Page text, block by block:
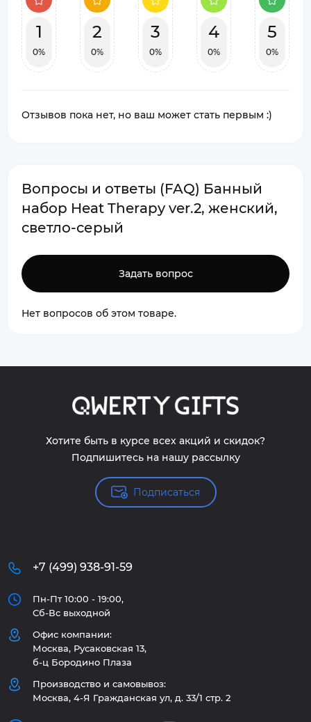
1
0%
2
0%
3
0%
4
0%
5
0%
Отзывов пока нет, но ваш может стать первым :)
Вопросы и ответы (FAQ) Банный
набор Heat Therapy ver.2, женский,
светло-серый
Задать вопрос
Нет вопросов об этом товаре.
Хотите быть в курсе всех акций и скидок?
Подпишитесь на нашу рассылку
Подписаться
+7 (499) 938-91-59
Пн-Пт 10:00 - 19:00,
Сб-Вс выходной
Офис компании:
Москва, Русаковская 13,
б-ц Бородино Плаза
Производство и самовывоз:
Москва, 4-Я Гражданская ул, д. 33/1 стр. 2